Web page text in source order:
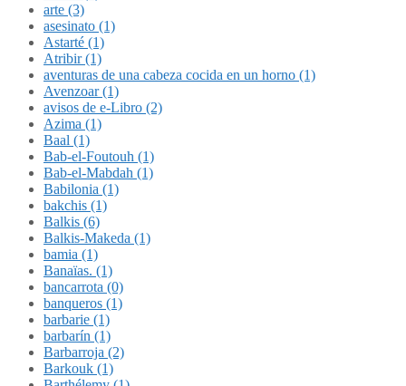
arte (3)
asesinato (1)
Astarté (1)
Atribir (1)
aventuras de una cabeza cocida en un horno (1)
Avenzoar (1)
avisos de e-Libro (2)
Azima (1)
Baal (1)
Bab-el-Foutouh (1)
Bab-el-Mabdah (1)
Babilonia (1)
bakchis (1)
Balkis (6)
Balkis-Makeda (1)
bamia (1)
Banaïas. (1)
bancarrota (0)
banqueros (1)
barbarie (1)
barbarín (1)
Barbarroja (2)
Barkouk (1)